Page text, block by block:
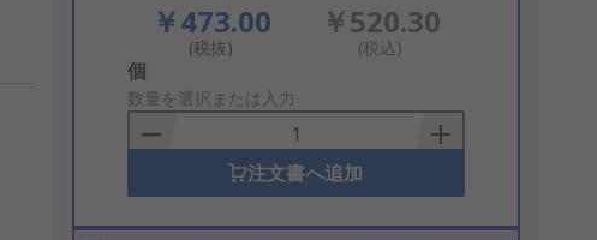
￥473.00
(税抜)
￥520.30
(税込)
Add
to
Basket
個
数量を選択または入力
注文書へ追加